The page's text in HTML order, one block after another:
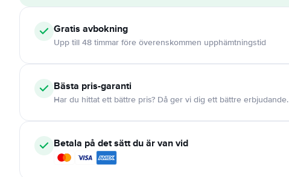
Gratis avbokning
Upp till 48 timmar före överenskommen upphämtningstid
Bästa pris-garanti
Har du hittat ett bättre pris? Då ger vi dig ett bättre erbjudande.
Betala på det sätt du är van vid